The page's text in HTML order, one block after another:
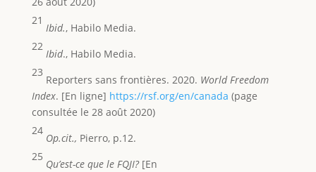
21
Ibid., Habilo Media.
22
Ibid., Habilo Media.
23
Reporters sans frontières. 2020. World Freedom
Index. [En ligne] https://rsf.org/en/canada (page
consultée le 28 août 2020)
24
Op.cit., Pierro, p.12.
25
Qu’est-ce que le FQJI?[En